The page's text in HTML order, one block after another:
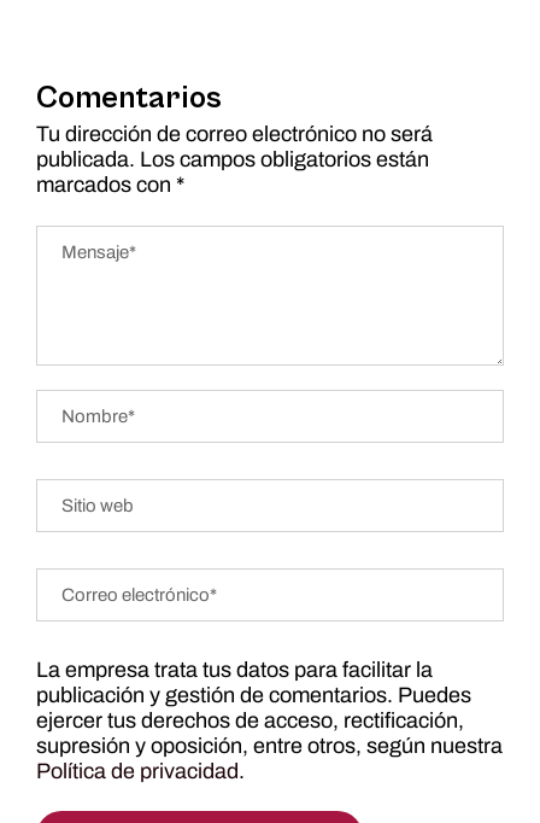
Comentarios
Tu dirección de correo electrónico no será
publicada. Los campos obligatorios están
marcados con *
La empresa trata tus datos para facilitar la
publicación y gestión de comentarios. Puedes
ejercer tus derechos de acceso, rectificación,
supresión y oposición, entre otros, según nuestra
Política de privacidad.